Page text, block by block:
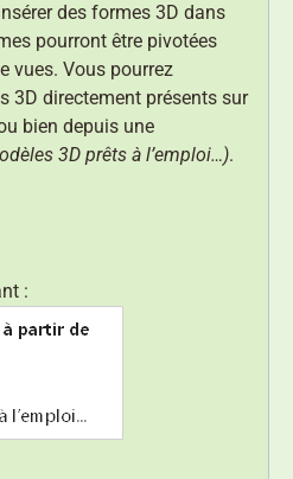
des formes 3D dans
pourront être pivotées
vues. Vous pourrez
3D directement présents sur
bien depuis une
3D prêts à l’emploi…).
: